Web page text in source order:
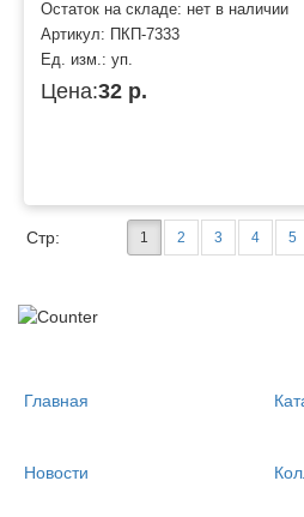
Остаток на складе: нет в наличии
Артикул:
ПКП-7333
Ед. изм.: уп.
Цена:32 р.
Стр: 1 2 3 4 5
Главная
Новости